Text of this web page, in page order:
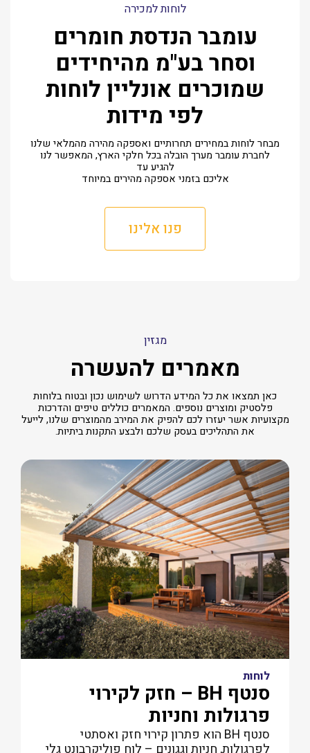
לוחות למכירה
עומבר הנדסת חומרים
וסחר בע"מ מהיחידים
שמוכרים אונליין לוחות
לפי מידות
מבחר לוחות במחירים תחרותיים ואספקה מהירה מהמלאי שלנו
לחברת עומבר מערך הובלה בכל חלקי הארץ, המאפשר לנו
להגיע עד
אליכם בזמני אספקה מהירים במיוחד
פנו אלינו
מגזין
מאמרים להעשרה
כאן תמצאו את כל המידע הדרוש לשימוש נכון ובטוח בלוחות
פלסטיק ומוצרים נוספים. המאמרים כוללים טיפים והדרכות
מקצועיות אשר יעזרו לכם להפיק את המירב מהמוצרים שלנו, לייעל
את התהליכים בעסק שלכם ולבצע התקנות ביתיות.
לוחות
סנטף BH – חזק לקירוי
פרגולות וחניות
סנטף BH הוא פתרון קירוי חזק ואסתטי
לפרגולות, חניות וגגונים – לוח פוליקרבונט גלי